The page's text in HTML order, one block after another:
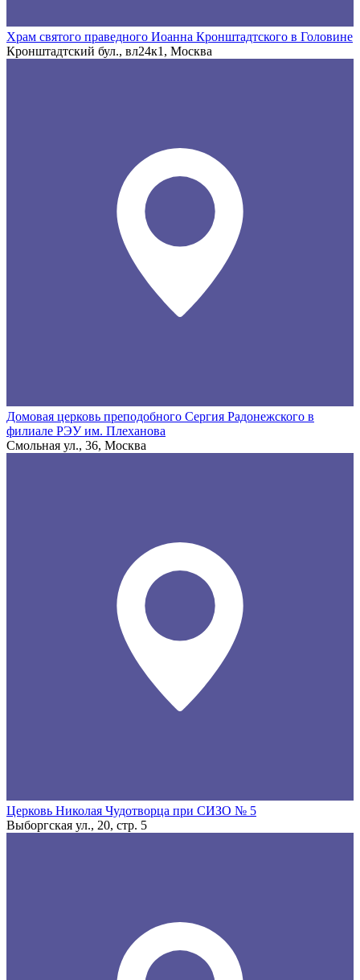
Храм святого праведного Иоанна Кронштадтского в Головине
Кронштадтский бул., вл24к1, Москва
Домовая церковь преподобного Сергия Радонежского в
филиале РЭУ им. Плеханова
Смольная ул., 36, Москва
Церковь Николая Чудотворца при СИЗО № 5
Выборгская ул., 20, стр. 5